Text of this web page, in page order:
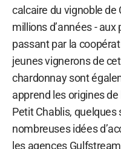
calcaire du vignoble de
millions d’années -
passant par la
jeunes vignerons de
chardonnay sont
apprend les origines
Petit Chablis,
nombreuses idées
les agences